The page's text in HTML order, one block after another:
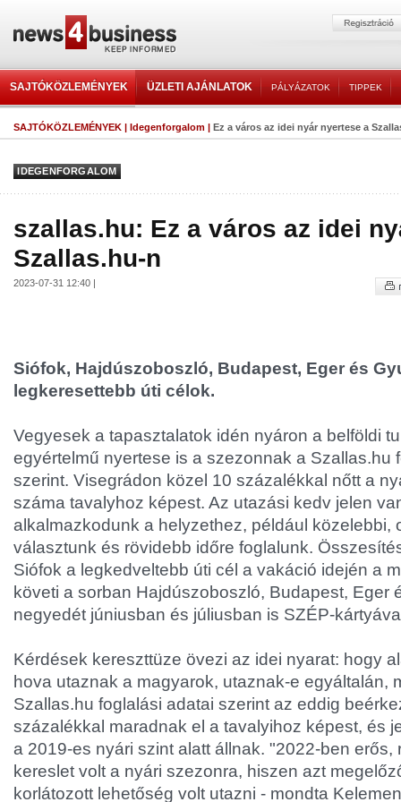
SAJTÓKÖZLEMÉNYEK ÜZLETI AJÁNLATOK PÁLYÁZATOK TIPPEK
SAJTÓKÖZLEMÉNYEK | Idegenforgalom | Ez a város az idei nyár nyertese a
IDEGENFORGALOM
szallas.hu: Ez a város az idei
Szallas.hu-n
2023-07-31 12:40 |
Siófok, Hajdúszoboszló, Budapest, Eger és
legkeresettebb úti célok.
Vegyesek a tapasztalatok idén nyáron a belföldi
egyértelmű nyertese is a szezonnak a Szallas.hu
szerint. Visegrádon közel 10 százalékkal nőtt a
száma tavalyhoz képest. Az utazási kedv jelen
alkalmazkodunk a helyzethez, például közelebbi,
választunk és rövidebb időre foglalunk.
Siófok a legkedveltebb úti cél a vakáció idején a
követi a sorban Hajdúszoboszló, Budapest, Eger
negyedét júniusban és júliusban is SZÉP-
Kérdések kereszttüze övezi az idei nyarat: hogy
hova utaznak a magyarok, utaznak-e egyáltalán,
Szallas.hu foglalási adatai szerint az eddig
százalékkal maradnak el a tavalyihoz képest, és
a 2019-es nyári szint alatt állnak. "2022-ben erős,
kereslet volt a nyári szezonra, hiszen azt
korlátozott lehetőség volt utazni - mondta